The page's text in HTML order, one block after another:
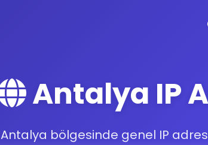
Antalya IP
Antalya bölgesinde genel IP